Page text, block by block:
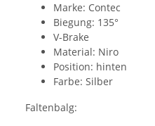
Marke: Contec
Biegung: 135°
V-Brake
Material: Niro
Position: hinten
Farbe: Silber
Faltenbalg: